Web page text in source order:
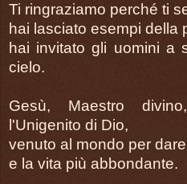
Ti ringraziamo perché ti
hai lasciato esempi della
hai invitato gli uomini a
cielo.
Gesù, Maestro
l'Unigenito di Dio,
venuto al mondo per
e la vita più abbondante.